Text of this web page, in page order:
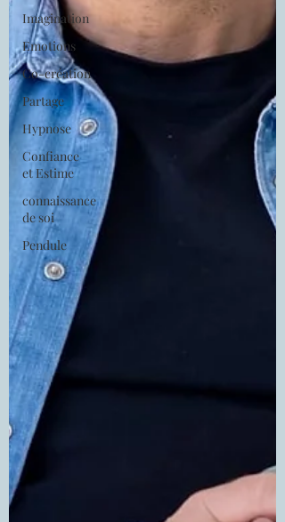
Imagination
Emotions
Co-création
Partage
Hypnose
Confiance
et Estime
connaissance
de soi
Pendule